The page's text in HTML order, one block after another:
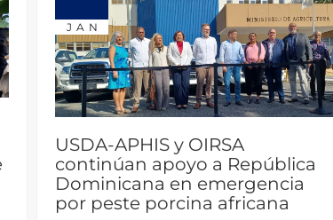
JAN
USDA-APHIS y OIRSA
continúan apoyo a República
Dominicana en emergencia
por peste porcina africana